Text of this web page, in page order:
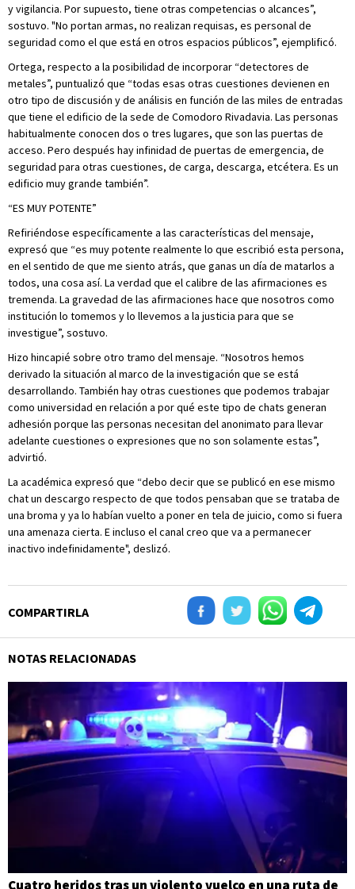
y vigilancia. Por supuesto, tiene otras competencias o alcances”,
sostuvo. "No portan armas, no realizan requisas, es personal de
seguridad como el que está en otros espacios públicos”, ejemplificó.
Ortega, respecto a la posibilidad de incorporar “detectores de
metales”, puntualizó que “todas esas otras cuestiones devienen en
otro tipo de discusión y de análisis en función de las miles de entradas
que tiene el edificio de la sede de Comodoro Rivadavia. Las personas
habitualmente conocen dos o tres lugares, que son las puertas de
acceso. Pero después hay infinidad de puertas de emergencia, de
seguridad para otras cuestiones, de carga, descarga, etcétera. Es un
edificio muy grande también”.
“ES MUY POTENTE”
Refiriéndose específicamente a las características del mensaje,
expresó que “es muy potente realmente lo que escribió esta persona,
en el sentido de que me siento atrás, que ganas un día de matarlos a
todos, una cosa así. La verdad que el calibre de las afirmaciones es
tremenda. La gravedad de las afirmaciones hace que nosotros como
institución lo tomemos y lo llevemos a la justicia para que se
investigue”, sostuvo.
Hizo hincapié sobre otro tramo del mensaje. “Nosotros hemos
derivado la situación al marco de la investigación que se está
desarrollando. También hay otras cuestiones que podemos trabajar
como universidad en relación a por qué este tipo de chats generan
adhesión porque las personas necesitan del anonimato para llevar
adelante cuestiones o expresiones que no son solamente estas”,
advirtió.
La académica expresó que “debo decir que se publicó en ese mismo
chat un descargo respecto de que todos pensaban que se trataba de
una broma y ya lo habían vuelto a poner en tela de juicio, como si fuera
una amenaza cierta. E incluso el canal creo que va a permanecer
inactivo indefinidamente", deslizó.
COMPARTIRLA
NOTAS RELACIONADAS
Cuatro heridos tras un violento vuelco en una ruta de